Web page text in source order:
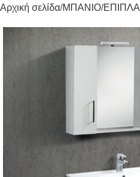
Αρχική σελίδα ΜΠΑΝΙΟ ΕΠΙΠΛΑ